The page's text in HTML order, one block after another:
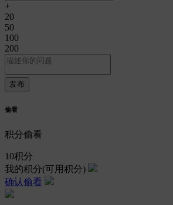
+
20
50
100
200
偷看
积分偷看
10积分
我的积分(可用积分)
确认偷看